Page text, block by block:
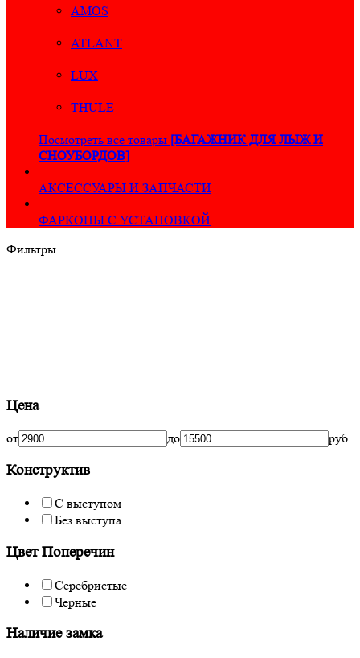
AMOS
ATLANT
LUX
THULE
Посмотреть все товары [БАГАЖНИК ДЛЯ ЛЫЖ И
СНОУБОРДОВ]
АКСЕССУАРЫ И ЗАПЧАСТИ
ФАРКОПЫ С УСТАНОВКОЙ
Фильтры
Цена
от до руб.
Конструктив
С выступом
Без выступа
Цвет Поперечин
Серебристые
Черные
Наличие замка